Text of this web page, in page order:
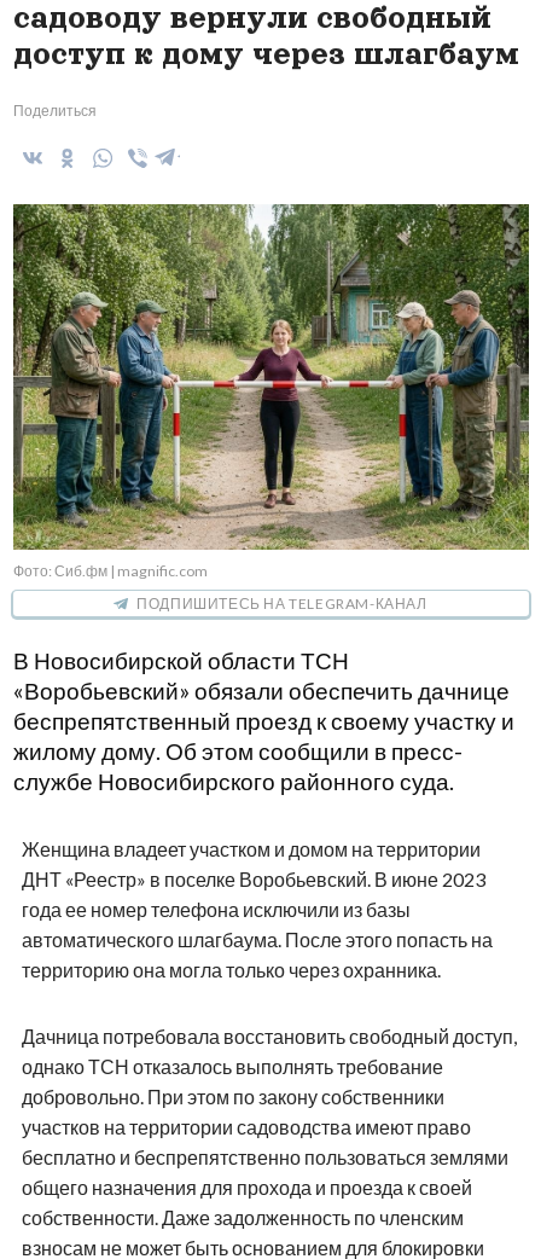
садоводу вернули свободный
доступ к дому через шлагбаум
Поделиться
Фото: Сиб.фм | magnific.com
ПОДПИШИТЕСЬ НА TELEGRAM-КАНАЛ
В Новосибирской области ТСН
«Воробьевский» обязали обеспечить дачнице
беспрепятственный проезд к своему участку и
жилому дому. Об этом сообщили в пресс-
службе Новосибирского районного суда.
Женщина владеет участком и домом на территории
ДНТ «Реестр» в поселке Воробьевский. В июне 2023
года ее номер телефона исключили из базы
автоматического шлагбаума. После этого попасть на
территорию она могла только через охранника.
Дачница потребовала восстановить свободный доступ,
однако ТСН отказалось выполнять требование
добровольно. При этом по закону собственники
участков на территории садоводства имеют право
бесплатно и беспрепятственно пользоваться землями
общего назначения для прохода и проезда к своей
собственности. Даже задолженность по членским
взносам не может быть основанием для блокировки